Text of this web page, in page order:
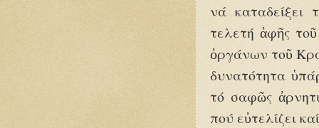
νά καταδείξει
τελετή ἁφῆς
ὀργάνων τοῦ
δυνατότητα
τό σαφῶς
πού εὐτελίζει